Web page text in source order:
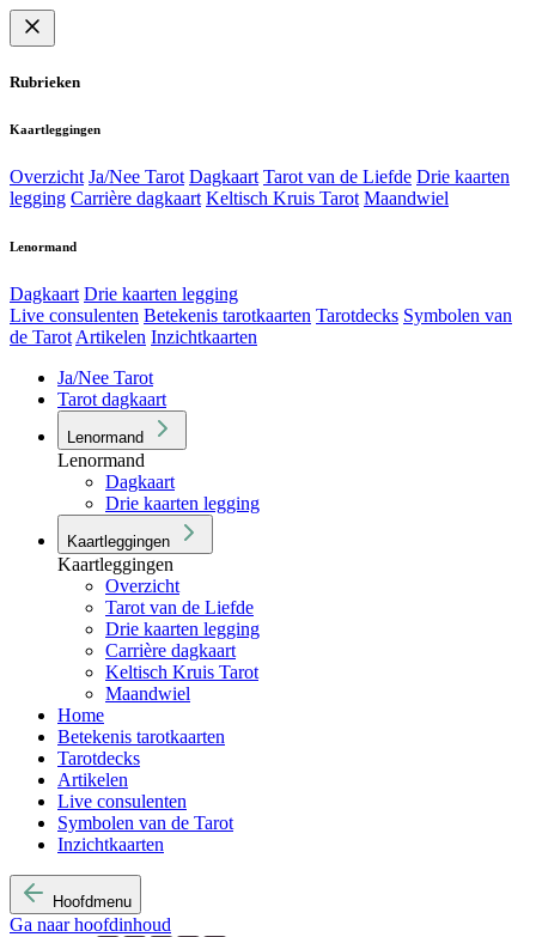
Rubrieken
Kaartleggingen
Overzicht Ja/Nee Tarot Dagkaart Tarot van de Liefde Drie kaarten
legging Carrière dagkaart Keltisch Kruis Tarot Maandwiel
Lenormand
Dagkaart Drie kaarten legging
Live consulenten Betekenis tarotkaarten Tarotdecks Symbolen van
de Tarot Artikelen Inzichtkaarten
Ja/Nee Tarot
Tarot dagkaart
Lenormand
Lenormand
Dagkaart
Drie kaarten legging
Kaartleggingen
Kaartleggingen
Overzicht
Tarot van de Liefde
Drie kaarten legging
Carrière dagkaart
Keltisch Kruis Tarot
Maandwiel
Home
Betekenis tarotkaarten
Tarotdecks
Artikelen
Live consulenten
Symbolen van de Tarot
Inzichtkaarten
Hoofdmenu
Ga naar hoofdinhoud